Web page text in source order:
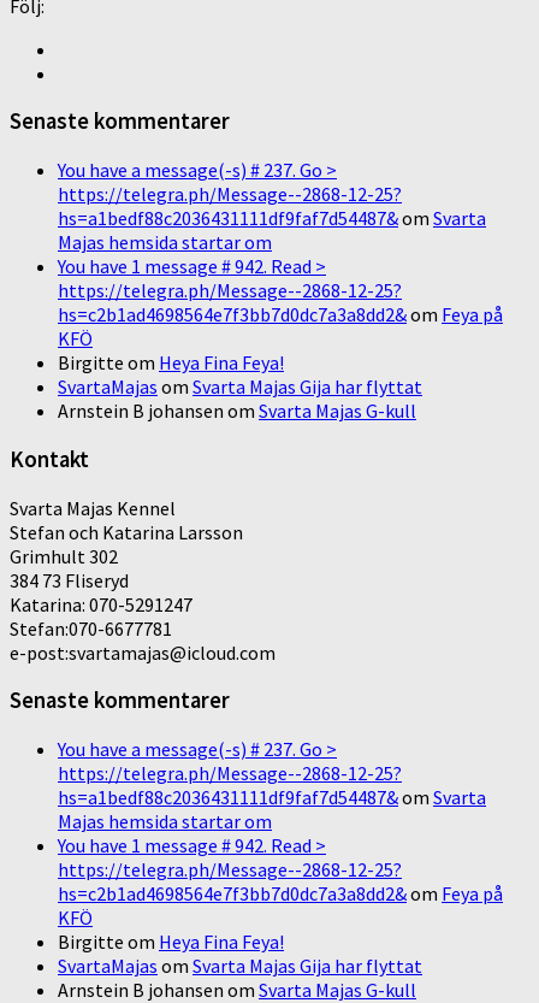
Följ:
Senaste kommentarer
You have a message(-s) # 237. Go >
https://telegra.ph/Message--2868-12-25?
hs=a1bedf88c2036431111df9faf7d54487&om Svarta
Majas hemsida startar om
You have 1 message # 942. Read >
https://telegra.ph/Message--2868-12-25?
hs=c2b1ad4698564e7f3bb7d0dc7a3a8dd2&om Feya på
KFÖ
Birgitte om Heya Fina Feya!
SvartaMajas om Svarta Majas Gija har flyttat
Arnstein B johansen om Svarta Majas G-kull
Kontakt
Svarta Majas Kennel
Stefan och Katarina Larsson
Grimhult 302
384 73 Fliseryd
Katarina: 070-5291247
Stefan:070-6677781
e-post:svartamajas@icloud.com
Senaste kommentarer
You have a message(-s) # 237. Go >
https://telegra.ph/Message--2868-12-25?
hs=a1bedf88c2036431111df9faf7d54487&om Svarta
Majas hemsida startar om
You have 1 message # 942. Read >
https://telegra.ph/Message--2868-12-25?
hs=c2b1ad4698564e7f3bb7d0dc7a3a8dd2&om Feya på
KFÖ
Birgitte om Heya Fina Feya!
SvartaMajas om Svarta Majas Gija har flyttat
Arnstein B johansen om Svarta Majas G-kull